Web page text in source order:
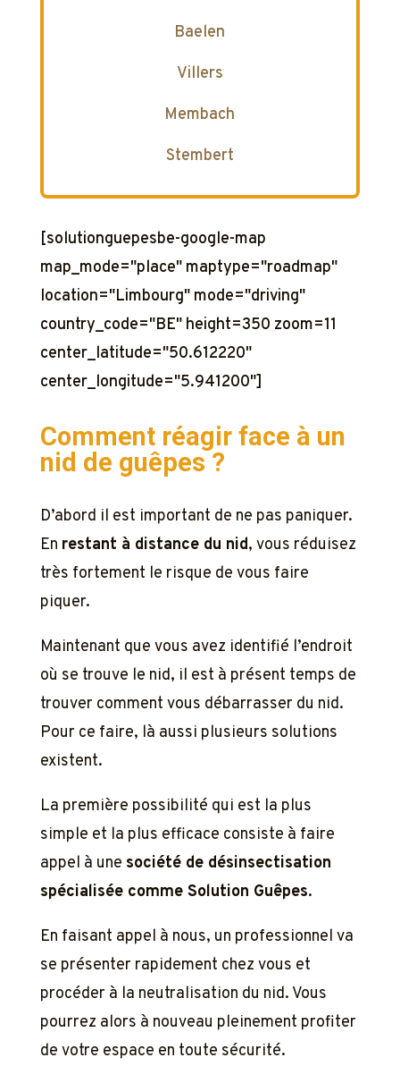
Baelen
Villers
Membach
Stembert
[solutionguepesbe-google-map
map_mode="place" maptype="roadmap"
location="Limbourg" mode="driving"
country_code="BE" height=350 zoom=11
center_latitude="50.612220"
center_longitude="5.941200"]
Comment réagir face à un
nid de guêpes ?
D’abord il est important de ne pas paniquer.
En restant à distance du nid, vous réduisez
très fortement le risque de vous faire
piquer.
Maintenant que vous avez identifié l’endroit
où se trouve le nid, il est à présent temps de
trouver comment vous débarrasser du nid.
Pour ce faire, là aussi plusieurs solutions
existent.
La première possibilité qui est la plus
simple et la plus efficace consiste à faire
appel à une société de désinsectisation
spécialisée comme Solution Guêpes.
En faisant appel à nous, un professionnel va
se présenter rapidement chez vous et
procéder à la neutralisation du nid. Vous
pourrez alors à nouveau pleinement profiter
de votre espace en toute sécurité.